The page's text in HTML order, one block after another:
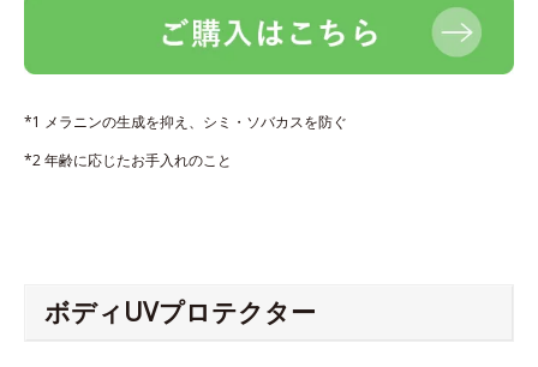
*1 メラニンの生成を抑え、シミ・ソバカスを防ぐ
*2 年齢に応じたお手入れのこと
ボディUVプロテクター